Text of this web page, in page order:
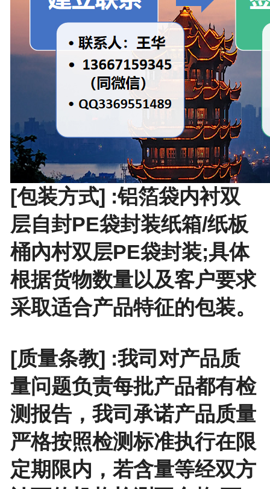
[包装方式] :铝箔袋内衬双
层自封PE袋封装纸箱/纸板
桶內村双层PE袋封装;具体
根据货物数量以及客户要求
采取适合产品特征的包装。
[质量条教] :我司对产品质
量问题负责每批产品都有检
测报告，我司承诺产品质量
严格按照检测标准执行在限
定期限内，若含量等经双方